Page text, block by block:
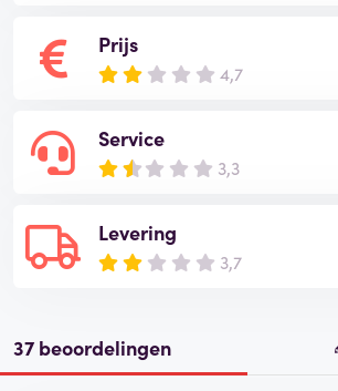
Prijs
4,7
Service
3,3
Levering
3,7
37 beoordelingen